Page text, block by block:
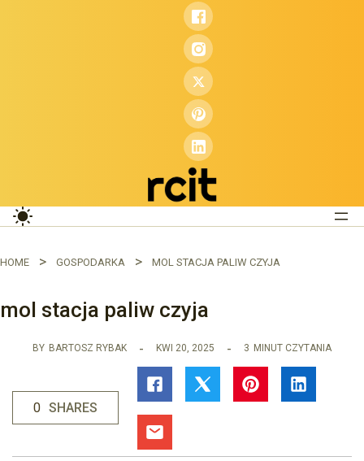
HOME GOSPODARKA MOL STACJA PALIW CZYJA
mol stacja paliw czyja
BY BARTOSZ RYBAK KWI 20, 2025 3 MINUT CZYTANIA
0 SHARES